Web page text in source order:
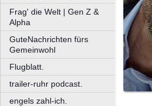
Frag' die Welt | Gen Z &
Alpha
GuteNachrichten fürs
Gemeinwohl
Flugblatt.
trailer-ruhr podcast.
engels zahl-ich.